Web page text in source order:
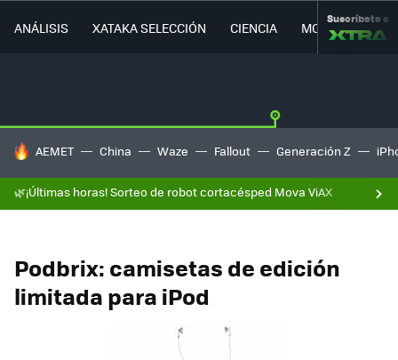
ANÁLISIS XATAKA SELECCIÓN CIENCIA MOVILIDAD
Suscríbete a
HOY SE HABLA DE
AEMET China Waze Fallout Generación Z
🌿¡Últimas horas! Sorteo de robot cortacésped Mova ViAX
Podbrix: camisetas de edición
limitada para iPod